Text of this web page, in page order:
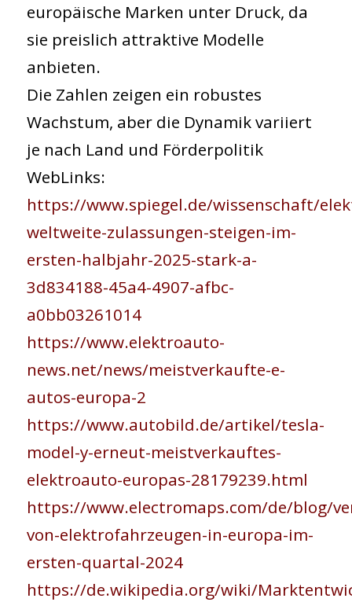
europäische Marken unter Druck, da
sie preislich attraktive Modelle
anbieten.
Die Zahlen zeigen ein robustes
Wachstum, aber die Dynamik variiert
je nach Land und Förderpolitik
WebLinks:
https://www.spiegel.de/wissenschaft/
weltweite-zulassungen-steigen-im-
ersten-halbjahr-2025-stark-a-
3d834188-45a4-4907-afbc-
a0bb03261014
https://www.elektroauto-
news.net/news/meistverkaufte-e-
autos-europa-2
https://www.autobild.de/artikel/tesla-
model-y-erneut-meistverkauftes-
elektroauto-europas-28179239.html
https://www.electromaps.com/de/blog/
von-elektrofahrzeugen-in-europa-im-
ersten-quartal-2024
https://de.wikipedia.org/wiki/